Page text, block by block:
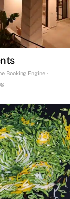
Booking Engine •